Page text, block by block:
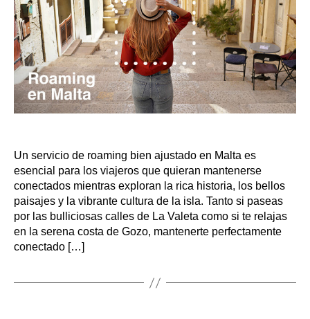
Un servicio de roaming bien ajustado en Malta es
esencial para los viajeros que quieran mantenerse
conectados mientras exploran la rica historia, los bellos
paisajes y la vibrante cultura de la isla. Tanto si paseas
por las bulliciosas calles de La Valeta como si te relajas
en la serena costa de Gozo, mantenerte perfectamente
conectado […]